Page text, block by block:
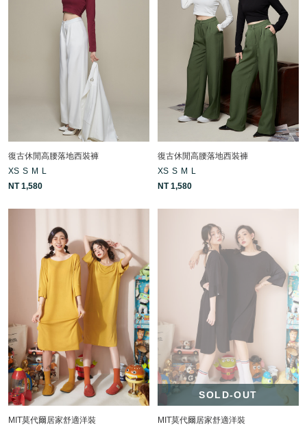
復古休閒高腰落地西裝褲
XS S M L
NT 1,580
復古休閒高腰落地西裝褲
XS S M L
NT 1,580
MIT莫代爾居家舒適洋裝
SOLD-OUT
MIT莫代爾居家舒適洋裝